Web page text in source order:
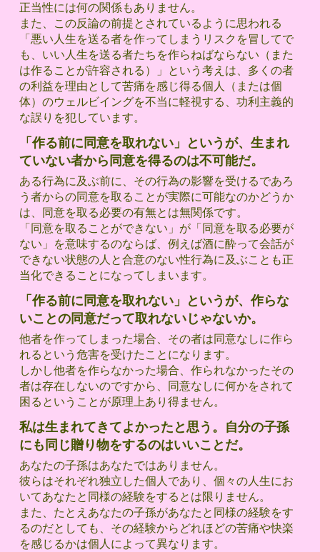
正当性には何の関係もありません。
また、この反論の前提とされているように思われる
「悪い人生を送る者を作ってしまうリスクを冒してで
も、いい人生を送る者たちを作らねばならない（また
は作ることが許容される）」という考えは、多くの者
の利益を理由として苦痛を感じ得る個人（または個
体）のウェルビイングを不当に軽視する、功利主義的
な誤りを犯しています。
「作る前に同意を取れない」というが、生まれ
ていない者から同意を得るのは不可能だ。
ある行為に及ぶ前に、その行為の影響を受けるであろ
う者からの同意を取ることが実際に可能なのかどうか
は、同意を取る必要の有無とは無関係です。
「同意を取ることができない」が「同意を取る必要が
ない」を意味するのならば、例えば酒に酔って会話が
できない状態の人と合意のない性行為に及ぶことも正
当化できることになってしまいます。
「作る前に同意を取れない」というが、作らな
いことの同意だって取れないじゃないか。
他者を作ってしまった場合、その者は同意なしに作ら
れるという危害を受けたことになります。
しかし他者を作らなかった場合、作られなかったその
者は存在しないのですから、同意なしに何かをされて
困るということが原理上あり得ません。
私は生まれてきてよかったと思う。自分の子孫
にも同じ贈り物をするのはいいことだ。
あなたの子孫はあなたではありません。
彼らはそれぞれ独立した個人であり、個々の人生にお
いてあなたと同様の経験をするとは限りません。
また、たとえあなたの子孫があなたと同様の経験をす
るのだとしても、その経験からどれほどの苦痛や快楽
を感じるかは個人によって異なります。